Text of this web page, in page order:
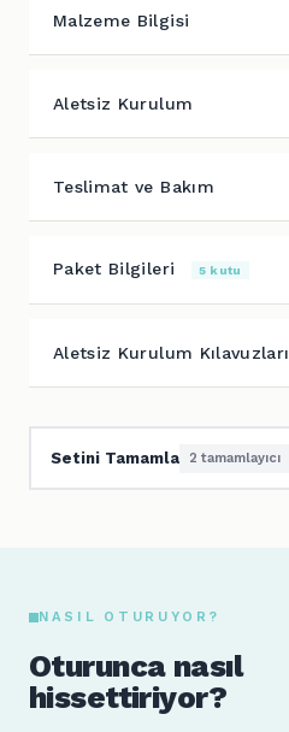
Malzeme Bilgisi
Aletsiz Kurulum
Teslimat ve Bakım
Paket Bilgileri 5 kutu
Aletsiz Kurulum Kılavuzları
Setini Tamamla 2 tamamlayıcı
NASIL OTURUYOR?
Oturunca nasıl
hissettiriyor?